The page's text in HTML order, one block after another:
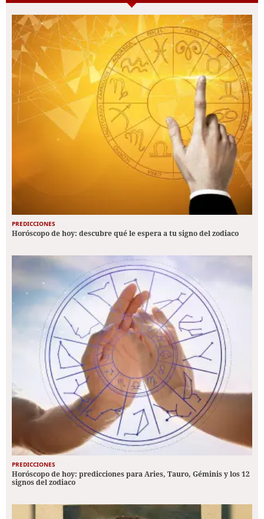
PREDICCIONES
Horóscopo de hoy: descubre qué le espera a tu signo del zodiaco
PREDICCIONES
Horóscopo de hoy: predicciones para Aries, Tauro, Géminis y los 12
signos del zodiaco